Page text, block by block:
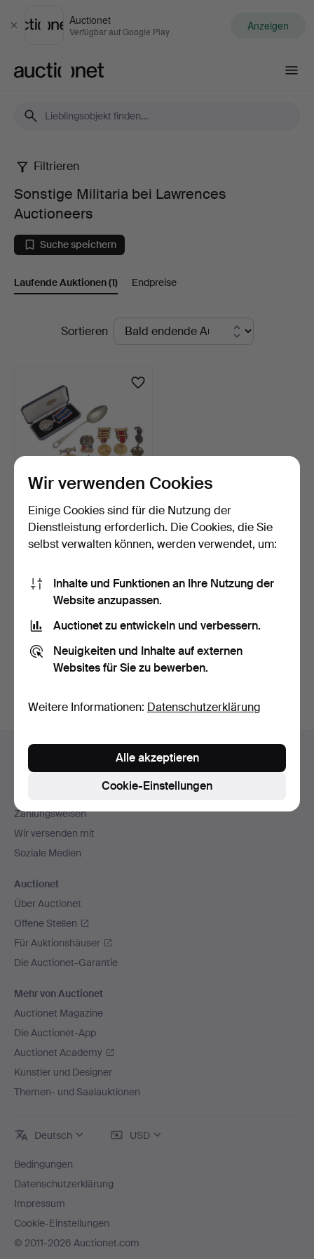
Schließen
Auctionet
Verfügbar auf Google Play Anzeigen
Sonstige
Militaria
bei
Lawrences
Filtrieren
Sonstige Militaria bei Lawrences
Auctioneers
Suche speichern
Laufende Auktionen(1) Endpreise
LaufendeSortieren
VERSCHIEDENE
MEDAILLEN UND
MEDAILLONS.
5 Tage
41 USD
Sie können auch inBeendete Auktionen aus unserem
suchen.
Fußzeilen-
Kontakt mit dem Support aufnehmen
Zahlungsweisen
Wir versenden mit
Soziale Medien
Auctionet
Über Auctionet
Offene Stellen
Für Auktionshäuser
Die Auctionet-Garantie
Mehr von Auctionet
Auctionet Magazine
Die Auctionet-App
Auctionet Academy
Künstler und Designer
Themen- und Saalauktionen
Deutsch USD
Bedingungen
Datenschutzerklärung
Impressum
Cookie-Einstellungen
© 2011-2026 Auctionet.com
Wir verwenden Cookies
Einige Cookies sind für die Nutzung der
Dienstleistung erforderlich. Die Cookies, die Sie
selbst verwalten können, werden verwendet, um:
Inhalte und Funktionen an Ihre Nutzung der
Website anzupassen.
Auctionet zu entwickeln und verbessern.
Neuigkeiten und Inhalte auf externen
Websites für Sie zu bewerben.
Weitere Informationen: Datenschutzerklärung
Cookie-Einstellungen
Alle akzeptieren